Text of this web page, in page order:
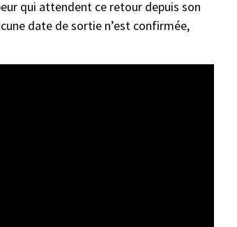
qui attendent ce retour depuis son
date de sortie n’est confirmée,